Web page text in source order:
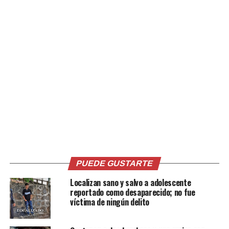
PUEDE GUSTARTE
Localizan sano y salvo a adolescente
reportado como desaparecido; no fue
víctima de ningún delito